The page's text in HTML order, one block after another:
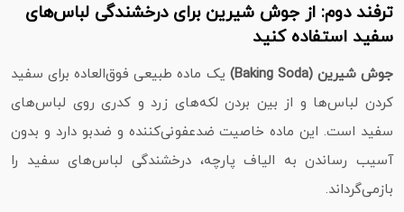
ترفند دوم: از جوش شیرین برای درخشندگی لباس‌های
سفید استفاده کنید
جوش شیرین (Baking Soda)
یک ماده طبیعی فوق‌العاده برای سفید
کردن لباس‌ها و از بین بردن لکه‌های زرد و کدری روی لباس‌های
سفید است. این ماده خاصیت ضدعفونی‌کننده و ضدبو دارد و بدون
آسیب رساندن به الیاف پارچه، درخشندگی لباس‌های سفید را
بازمی‌گرداند.